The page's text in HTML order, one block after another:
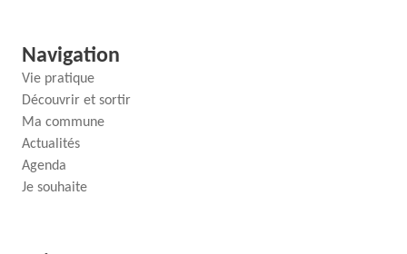
Navigation
Vie pratique
Découvrir et sortir
Ma commune
Actualités
Agenda
Je souhaite